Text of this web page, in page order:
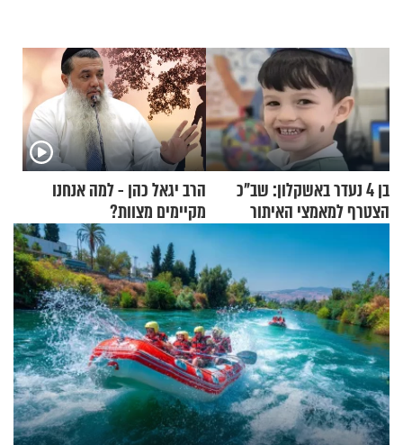
בן 4 נעדר באשקלון: שב"כ
הצטרף למאמצי האיתור
הרב יגאל כהן - למה אנחנו
מקיימים מצוות?